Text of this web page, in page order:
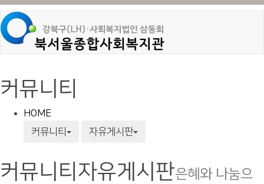
커뮤니티
HOME
커뮤니티
자유게시판
커뮤니티 자유게시판은혜와 나눔으